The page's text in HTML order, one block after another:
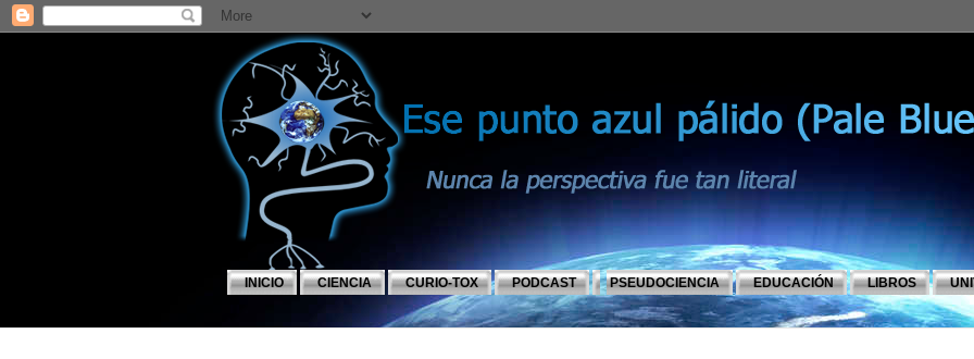
INICIO CIENCIA CURIO-TOX PODCAST PSEUDOCIENCIA EDUCACIÓN LIBROS